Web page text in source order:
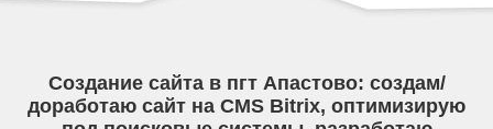
Создание сайта в пгт Апастово: создам/
доработаю сайт на CMS Bitrix, оптимизирую